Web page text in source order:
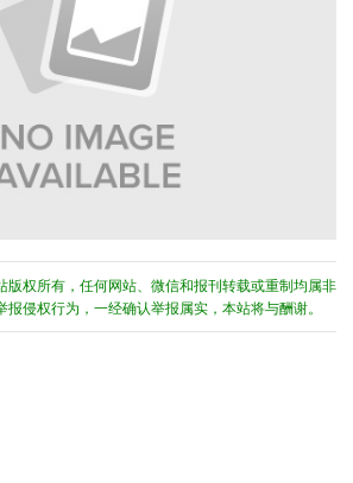
版权所有，任何网站、微信和报刊转载或重制均属非
侵权行为，一经确认举报属实，本站将与酬谢。